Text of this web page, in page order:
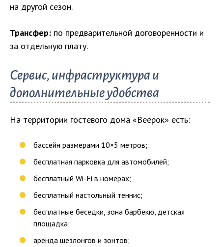
на другой сезон.
Трансфер: по предварительной договоренности и
за отдельную плату.
Сервис, инфраструктура и
дополнительные удобства
На территории гостевого дома «Веерок» есть:
бассейн размерами 10×5 метров;
бесплатная парковка для автомобилей;
бесплатный Wi-Fi в номерах;
бесплатный настольный теннис;
бесплатные беседки, зона барбекю, детская
площадка;
аренда шезлонгов и зонтов;